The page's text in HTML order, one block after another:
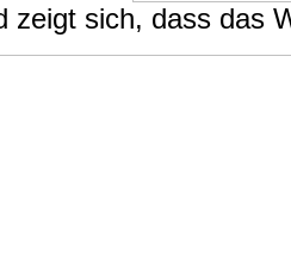
zeigt sich, dass das